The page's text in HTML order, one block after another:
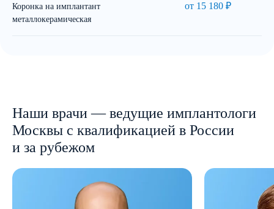
Коронка на имплантант
металлокерамическая
от 15 180 ₽
Наши врачи — ведущие имплантологи
Москвы с квалификацией в России
и за рубежом